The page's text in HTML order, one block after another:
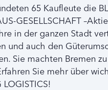
65 Kaufleute die
GESELLSCHAFT
in der ganzen Stadt
und auch den
Sie machten Bremen
Sie mehr über